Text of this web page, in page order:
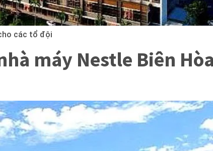
các tổ đội
máy Nestle Biên